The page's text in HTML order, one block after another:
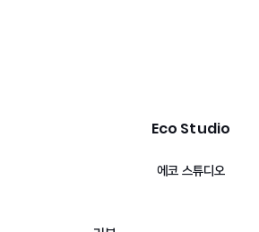
Eco Studio
​에코 스튜디오